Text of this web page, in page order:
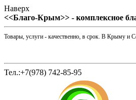
Наверх
<<Благо-Крым>> - комплексное
Товары, услуги - качественно, в срок. В Крыму и
Тел.:+7(978) 742-85-95